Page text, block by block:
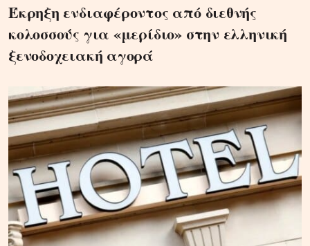
Έκρηξη ενδιαφέροντος από διεθνής
κολοσσούς για «μερίδιο» στην ελληνική
ξενοδοχειακή αγορά